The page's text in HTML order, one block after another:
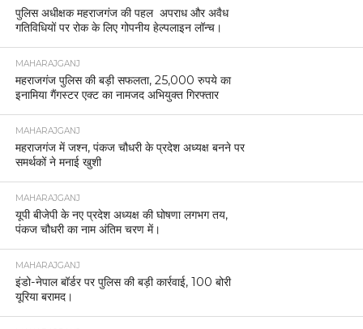
पुलिस अधीक्षक महराजगंज की पहल अपराध और अवैध
गतिविधियों पर रोक के लिए गोपनीय हेल्पलाइन लॉन्च।
MAHARAJGANJ
महराजगंज पुलिस की बड़ी सफलता, 25,000 रुपये का
इनामिया गैंगस्टर एक्ट का नामजद अभियुक्त गिरफ्तार
MAHARAJGANJ
महराजगंज में जश्न, पंकज चौधरी के प्रदेश अध्यक्ष बनने पर
समर्थकों ने मनाई खुशी
MAHARAJGANJ
यूपी बीजेपी के नए प्रदेश अध्यक्ष की घोषणा लगभग तय,
पंकज चौधरी का नाम अंतिम चरण में।
MAHARAJGANJ
इंडो-नेपाल बॉर्डर पर पुलिस की बड़ी कार्रवाई, 100 बोरी
यूरिया बरामद।